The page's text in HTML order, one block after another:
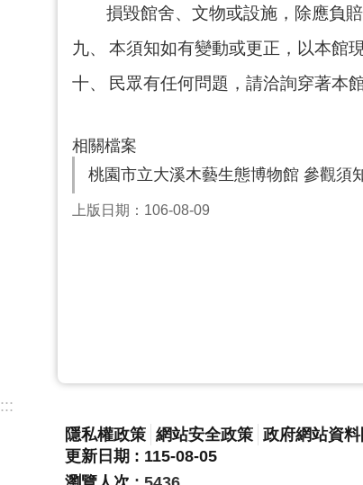
損毀館舍、文物或設施，除應負
九、
本須知如有變動或更正，以本館
十、
民眾有任何問題，請洽詢穿著本
相關檔案
桃園市立大溪木藝生態博物館 參觀須
上版日期：106-08-09
:::
隱私權政策 網站安全政策 政府網站資
更新日期
115-08-05